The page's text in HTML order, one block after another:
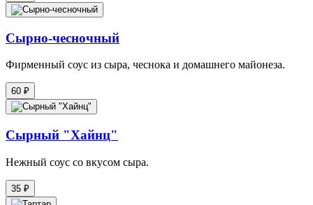
Сырно-чесночный
Фирменный соус из сыра, чеснока и домашнего майонеза.
60 ₽
Сырный "Хайнц"
Нежный соус со вкусом сыра.
35 ₽